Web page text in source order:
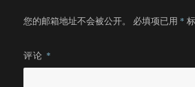
您的邮箱地址不会被公开。 必填项已用 *
评论 *